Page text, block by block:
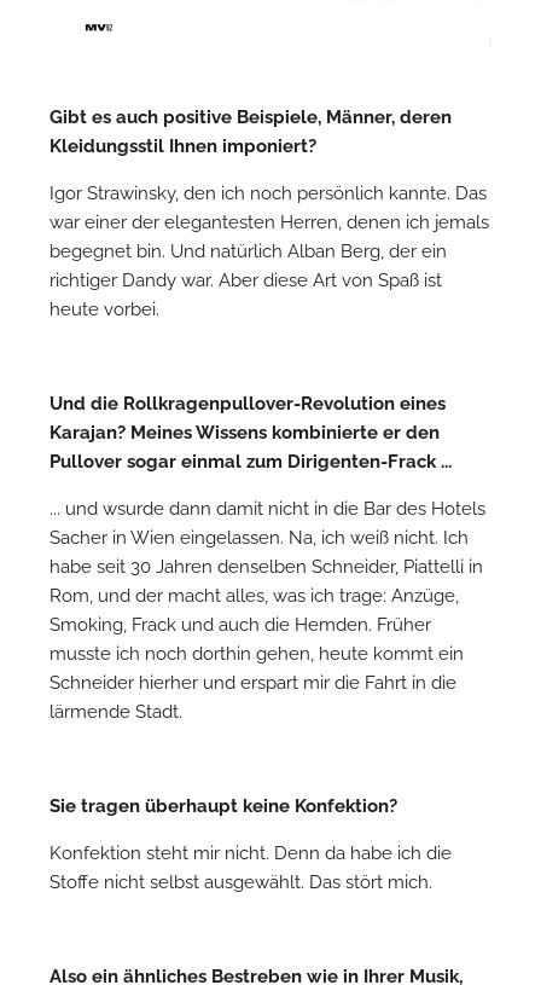
Gibt es auch positive Beispiele, Männer, deren
Kleidungsstil Ihnen imponiert?
Igor Strawinsky, den ich noch persönlich kannte. Das
war einer der elegantesten Herren, denen ich jemals
begegnet bin. Und natürlich Alban Berg, der ein
richtiger Dandy war. Aber diese Art von Spaß ist
heute vorbei.
Und die Rollkragenpullover-Revolution eines
Karajan? Meines Wissens kombinierte er den
Pullover sogar einmal zum Dirigenten-Frack ...
... und wsurde dann damit nicht in die Bar des Hotels
Sacher in Wien eingelassen. Na, ich weiß nicht. Ich
habe seit 30 Jahren denselben Schneider, Piattelli in
Rom, und der macht alles, was ich trage: Anzüge,
Smoking, Frack und auch die Hemden. Früher
musste ich noch dorthin gehen, heute kommt ein
Schneider hierher und erspart mir die Fahrt in die
lärmende Stadt.
Sie tragen überhaupt keine Konfektion?
Konfektion steht mir nicht. Denn da habe ich die
Stoffe nicht selbst ausgewählt. Das stört mich.
Also ein ähnliches Bestreben wie in Ihrer Musik,